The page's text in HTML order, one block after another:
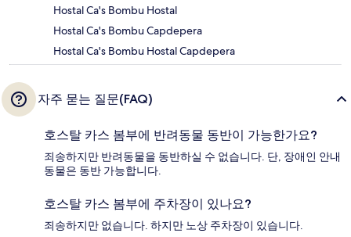
Hostal Ca's Bombu Hostal
Hostal Ca's Bombu Capdepera
Hostal Ca's Bombu Hostal Capdepera
자주 묻는 질문(FAQ)
호스탈 카스 봄부에 반려동물 동반이 가능한가요?
죄송하지만 반려동물을 동반하실 수 없습니다. 단, 장애인 안내
동물은 동반 가능합니다.
호스탈 카스 봄부에 주차장이 있나요?
죄송하지만 없습니다. 하지만 노상 주차장이 있습니다.